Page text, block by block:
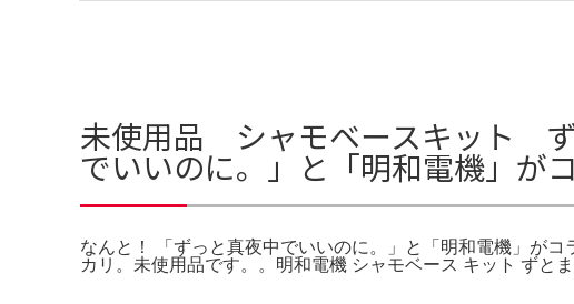
未使用品 シャモベースキット ず
でいいのに。」と「明和電機」が
なんと！ 「ずっと真夜中でいいのに。」と「明和電機」が
カリ。未使用品です。。明和電機 シャモベース キット ずと